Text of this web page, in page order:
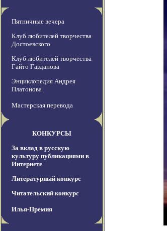
Пятничные вечера
Клуб любителей творчества
Достоевского
Клуб любителей творчества
Гайто Газданова
Энциклопедия Андрея
Платонова
Мастерская перевода
КОНКУРСЫ
За вклад в русскую
культуру публикациями в
Интернете
Литературный конкурс
Читательский конкурс
Илья-Премия